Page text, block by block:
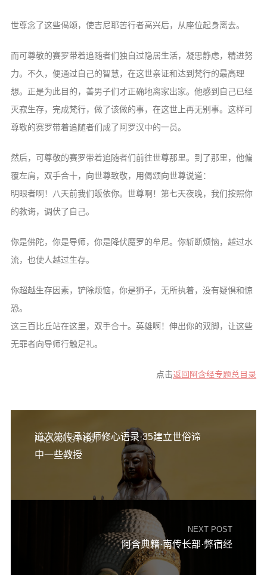
世尊念了这些偈颂，使吉尼耶苦行者高兴后，从座位起身离去。
而可尊敬的赛罗带着追随者们独自过隐居生活，凝思静虑，精进努
力。不久，便通过自己的智慧，在这世亲证和达到梵行的最高理
想。正是为此目的，善男子们才正确地离家出家。他感到自己已经
灭寂生存，完成梵行，做了该做的事，在这世上再无别事。这样可
尊敬的赛罗带着追随者们成了阿罗汉中的一员。
然后，可尊敬的赛罗带着追随者们前往世尊那里。到了那里，他偏
覆左肩，双手合十，向世尊致敬，用偈颂向世尊说道：
明眼者啊！八天前我们皈依你。世尊啊！第七天夜晚，我们按照你
的教诲，调伏了自己。
你是佛陀，你是导师，你是降伏魔罗的牟尼。你斩断烦恼，越过水
流，也使人越过生存。
你超越生存因素，铲除烦恼，你是狮子，无所执着，没有疑惧和惊
恐。
这三百比丘站在这里，双手合十。英雄啊！伸出你的双脚，让这些
无罪者向导师行触足礼。
点击返回阿含经专题总目录
PREVIOUS POST
道次第传承诸师修心语录·35建立世俗谛
中一些教授
NEXT POST
阿含典籍·南传长部·弊宿经